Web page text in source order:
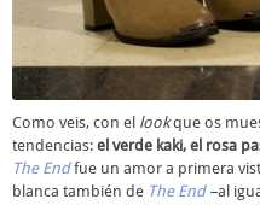
Como veis, con el lookque os
tendencias: el verde kaki, el rosa
The Endfue un amor a primera
blanca también de The End–al